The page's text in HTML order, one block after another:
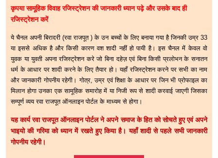
कृपया सामूहिक विवाह रजिस्ट्रेशन की जानकारी ध्यान पढ़े और उसके बाद ही
रजिस्ट्रेशन करें
ये चैनल अपनी बिरादरी (रवा राजपूत ) के उन बच्चों के लिए बनाया गया है जिनकी उम्र 33
या इससे अधिक है और किसी कारण वश शादी नहीं हो पायी है। इस चैनल में केवल वो
युवक या युवती अपना रजिस्ट्रेशन करे जो बिना दहेज़ एवं बिना किसी प्रलोभन के सनातन
धर्म के आधार पर शादी करने के लिए तैयार हो। यहाँ रजिस्ट्रेशन करने पर सभी का नाम
और जानकारी गोपनीय रहेगी। गोत्र, उम्र एवं शिक्षा के आधार पर जिन भी प्रोफाइल का
मिलान होगा उनका एक सामूहिक समारोह में या निजी रूप से शादी करवाई जाएगी जिसका
सम्पूर्ण व्यय रवा राजपूत ऑनलाइन पोर्टल के माध्यम से होगा।
यह कार्य रवा राजपूत ऑनलाइन पोर्टल ने अपने समाज के हित को सोचते हुए एवं अपने
भाइयो की गरिमा को ध्यान में रखते हुए किया है। यहाँ शादी से पहले सभी जानकारी
गोपनीय रहेगी।